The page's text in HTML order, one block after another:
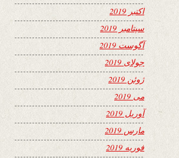
اکتبر 2019
سپتامبر 2019
آگوست 2019
جولای 2019
ژوئن 2019
می 2019
آوریل 2019
مارس 2019
فوریه 2019